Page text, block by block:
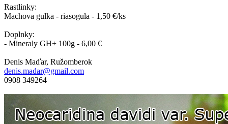
Rastlinky:
Machova gulka - riasogula - 1,50 €/ks
Doplnky:
- Mineraly GH+ 100g - 6,00 €
Denis Maďar, Ružomberok
denis.madar@gmail.com
0908 349264